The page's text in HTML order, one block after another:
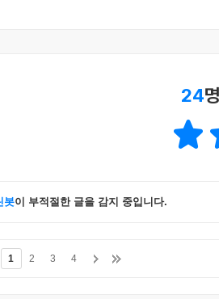
24
봇이 부적절한 글을 감지 중입니다.
1 2 3 4